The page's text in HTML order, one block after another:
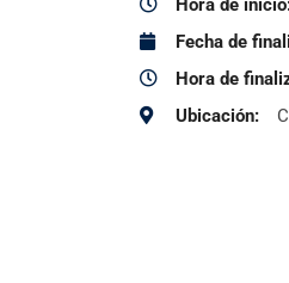
Hora de
Fecha de
Hora de
Ubicación: